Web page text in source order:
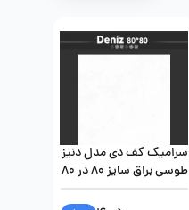
سرامیک کف دی مدل دنیز
طوسی براق سایز 80 در 80